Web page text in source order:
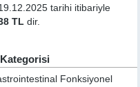
tarihi itibariyle
TL dir.
Kategorisi
Fonksiyonel